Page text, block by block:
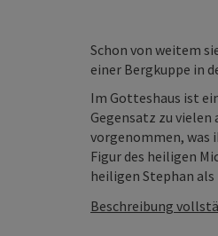
Schon von weitem
einer Bergkuppe in
Im Gotteshaus ist
Gegensatz zu vielen
vorgenommen, was
Figur des heiligen
heiligen Stephan als
Beschreibung